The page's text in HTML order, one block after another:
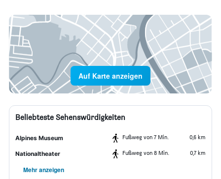
Auf Karte anzeigen
Beliebteste Sehenswürdigkeiten
Alpines Museum Fußweg von 7 Min. 0,6 km
Nationaltheater Fußweg von 8 Min. 0,7 km
Mehr anzeigen